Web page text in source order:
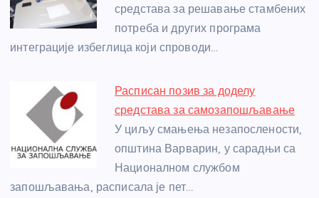
средстава за решавање стамбених
потреба и других програма
интеграције избеглица који спроводи…
Расписан позив за доделу
средстава за самозапошљавање
У циљу смањења незапослености,
општина Варварин, у сарадњи са
Националном службом
запошљавања, расписала је пет…